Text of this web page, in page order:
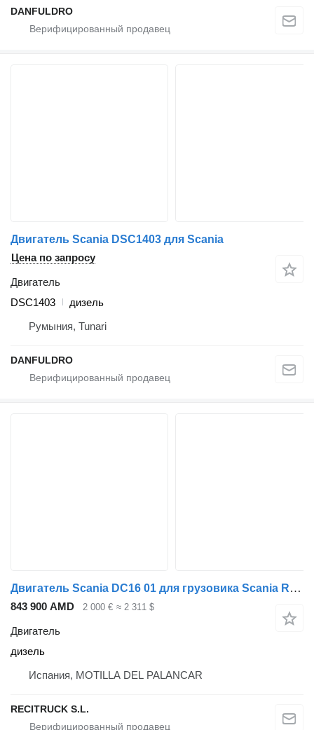
DANFULDRO
Двигатель Scania DSC1403 для Scania
Цена по запросу
Двигатель
DSC1403
дизель
Румыния, Tunari
DANFULDRO
Двигатель Scania DC16 01 для грузовика Scania R164
843 900 AMD 2 000 € ≈ 2 311 $
Двигатель
дизель
Испания, MOTILLA DEL PALANCAR
RECITRUCK S.L.